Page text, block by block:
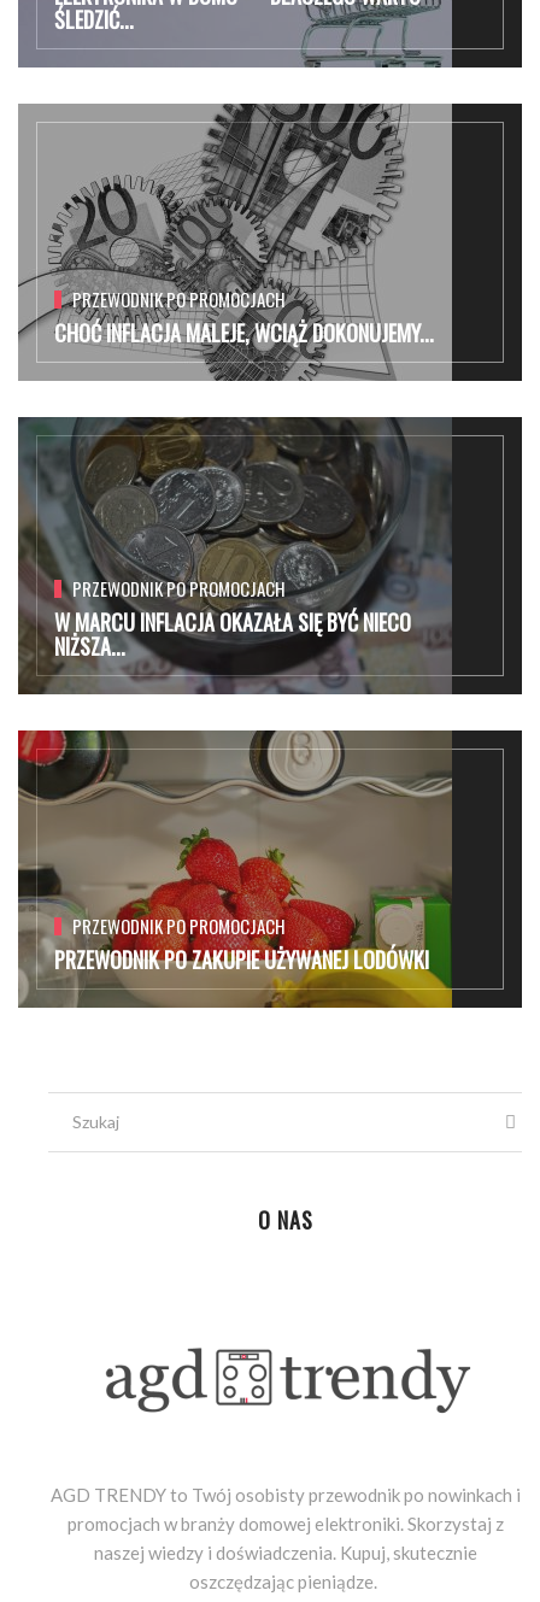
ŚLEDZIĆ...
PRZEWODNIK PO PROMOCJACH
CHOĆ INFLACJA MALEJE, WCIĄŻ DOKONUJEMY...
PRZEWODNIK PO PROMOCJACH
W MARCU INFLACJA OKAZAŁA SIĘ BYĆ NIECO
NIŻSZA...
PRZEWODNIK PO PROMOCJACH
PRZEWODNIK PO ZAKUPIE UŻYWANEJ LODÓWKI
O NAS
AGD TRENDY to Twój osobisty przewodnik po nowinkach i
promocjach w branży domowej elektroniki. Skorzystaj z
naszej wiedzy i doświadczenia. Kupuj, skutecznie
oszczędzając pieniądze.